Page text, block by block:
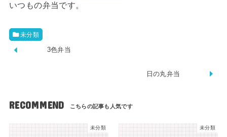
いつもの弁当です。
未分類
3色弁当
日の丸弁当
RECOMMEND
未分類 未分類